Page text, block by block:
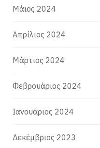
Μάιος 2024
Απρίλιος 2024
Μάρτιος 2024
Φεβρουάριος 2024
Ιανουάριος 2024
Δεκέμβριος 2023